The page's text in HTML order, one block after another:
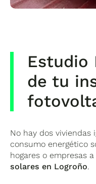
Estudio
de tu
No hay dos viviendas
consumo energético
hogares o empresas
solares en Logroño.